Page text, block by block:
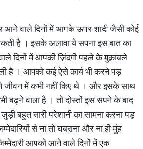
आने वाले दिनों में आपके ऊपर शादी जैसी कोई
है । इसके अलावा ये सपना इस बात का
दिनों में आपकी ज़िंदगी पहले के मुक़ाबले
है । आपको कई ऐसे कार्य भी करने पड़
में कभी नहीं किए थे । और इसके साथ
बढ्ने वाला है । तो दोस्तों इस सपने के बाद
बहुत सारी परेशानी का सामना करना पड़
से ना तो घबराना और ना ही मुंह
आपको आने वाले दिनों में एक